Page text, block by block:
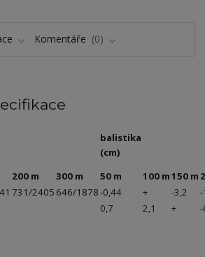
Komentáře 0
balistika
(cm)
200 m 300 m 50 m 100 m150 m
731/2405 646/1878-0,44 + -3,2
0,7
2,1 +